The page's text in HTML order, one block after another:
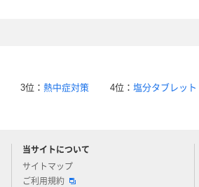
3位： 熱中症対策 4位： 塩分タブレット
当サイトについて
サイトマップ
ご利用規約
アスクルについてお気軽にご質問ください